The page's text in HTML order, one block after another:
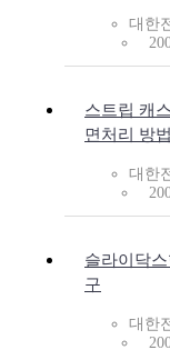
대한
스트립 캐
면처리 방법
대한
슬라이닥
구
대한